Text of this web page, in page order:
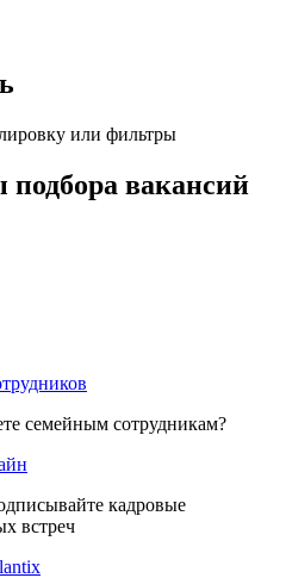
или фильтры
вакансий
семейным сотрудникам?
кадровые
встреч